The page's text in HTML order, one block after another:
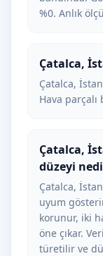
%0. Anlık
Çatalca,
Çatalca,
Hava
Çatalca,
düzeyi
Çatalca,
uyum
korunur, iki
öne çıkar.
türetilir ve